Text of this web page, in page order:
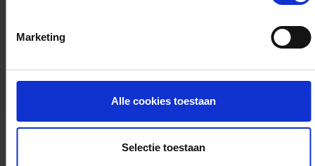
Marketing
Alle cookies toestaan
Selectie toestaan
cadeaukaart in delen uitgeven.